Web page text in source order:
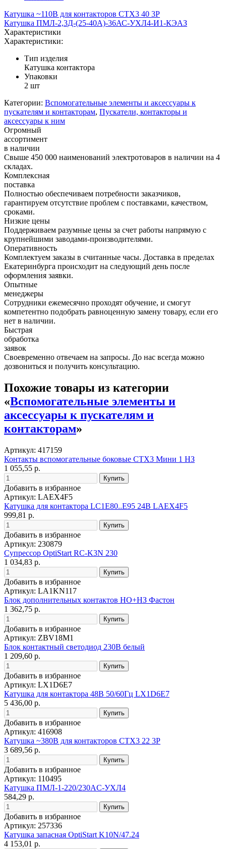
Катушка ~110В для контакторов CTX3 40 3P
Катушка ПМЛ-2,3Д-(25-40А)-36АС-УХЛ4-И1-КЭАЗ
Характеристики
Характеристики:
Тип изделия
Катушка контактора
Упаковки
2 шт
Категории: Вспомогательные элементы и аксессуары к
пускателям и контакторам, Пускатели, контакторы и
аксессуары к ним
Огромный
ассортимент
в наличии
Свыше 450 000 наименований электротоваров в наличии на 4
складах.
Комплексная
поставка
Полностью обеспечиваем потребности заказчиков,
гарантируем отсутствие проблем с поставками, качеством,
сроками.
Низкие цены
Поддерживаем разумные цены за счет работы напрямую с
крупнейшими заводами-производителями.
Оперативность
Комплектуем заказы в считанные часы. Доставка в пределах
Екатеринбурга происходит на следующий день после
оформления заявки.
Опытные
менеджеры
Сотрудники ежемесячно проходят обучение, и смогут
компетентно подобрать равноценную замену товару, если его
нет в наличии.
Быстрая
обработка
заявок
Своевременно отвечаем на запросы. До нас всегда можно
дозвониться и получить консультацию.
Похожие товары из категории
«Вспомогательные элементы и
аксессуары к пускателям и
контакторам»
Артикул: 417159
Контакты вспомогательные боковые CTX3 Мини 1 НЗ
1 055,55 р.
Добавить в избранное
Артикул: LAEX4F5
Катушка для контактора LC1E80..E95 24В LAEX4F5
999,81 р.
Добавить в избранное
Артикул: 230879
Супрессор OptiStart RC-K3N 230
1 034,83 р.
Добавить в избранное
Артикул: LA1KN117
Блок дополнительных контактов НО+НЗ Фастон
1 362,75 р.
Добавить в избранное
Артикул: ZBV18M1
Блок контактный светодиод 230В белый
1 209,60 р.
Добавить в избранное
Артикул: LX1D6E7
Катушка для контактора 48В 50/60Гц LX1D6E7
5 436,00 р.
Добавить в избранное
Артикул: 416908
Катушка ~380В для контакторов CTX3 22 3P
3 689,56 р.
Добавить в избранное
Артикул: 110495
Катушка ПМЛ-1-220/230AC-УХЛ4
584,29 р.
Добавить в избранное
Артикул: 257336
Катушка запасная OptiStart K10N/47.24
4 153,01 р.